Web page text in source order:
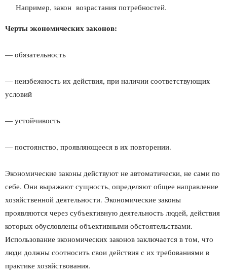
Например, закон возрастания потребностей.
Черты экономических законов:
— обязательность
— неизбежность их действия, при наличии соответствующих
условий
— устойчивость
— постоянство, проявляющееся в их повторении.
Экономические законы действуют не автоматически, не сами по
себе. Они выражают сущность, определяют общее направление
хозяйственной деятельности. Экономические законы
проявляются через субъективную деятельность людей, действия
которых обусловлены объективными обстоятельствами.
Использование экономических законов заключается в том, что
люди должны соотносить свои действия с их требованиями в
практике хозяйствования.